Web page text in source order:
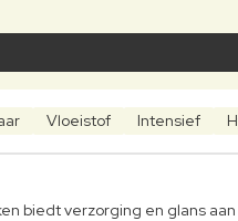
Vloeistof Intensief
biedt verzorging en glans